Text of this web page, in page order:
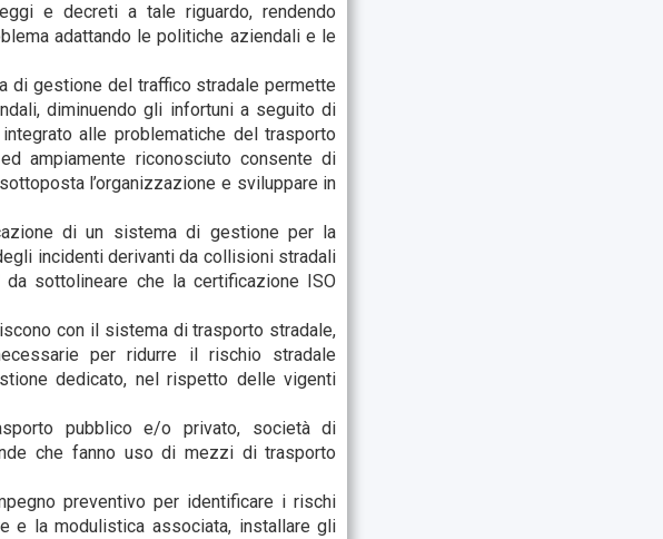
e decreti a tale riguardo, rendendo
adattando le politiche aziendali e le
di gestione del traffico stradale permette
diminuendo gli infortuni a seguito di
alle problematiche del trasporto
ampiamente riconosciuto consente di
l’organizzazione e sviluppare in
di un sistema di gestione per la
incidenti derivanti da collisioni stradali
sottolineare che la certificazione ISO
con il sistema di trasporto stradale,
per ridurre il rischio stradale
dedicato, nel rispetto delle vigenti
pubblico e/o privato, società di
che fanno uso di mezzi di trasporto
preventivo per identificare i rischi
e la modulistica associata, installare gli